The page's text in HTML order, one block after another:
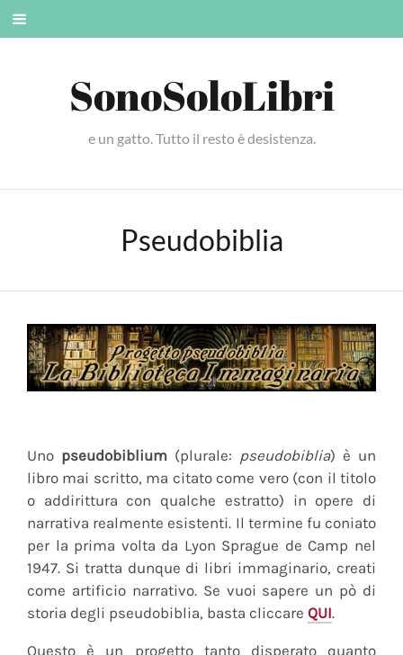
Skip
SonoSoloLibri
e un gatto. Tutto il resto è desistenza.
Pseudobiblia
Uno pseudobiblium (plurale: pseudobiblia) è un
libro mai scritto, ma citato come vero (con il titolo
o addirittura con qualche estratto) in opere di
narrativa realmente esistenti. Il termine fu coniato
per la prima volta da Lyon Sprague de Camp nel
1947. Si tratta dunque di libri immaginario, creati
come artificio narrativo. Se vuoi sapere un pò di
storia degli pseudobiblia, basta cliccare QUI.
Questo è un progetto tanto disperato quanto